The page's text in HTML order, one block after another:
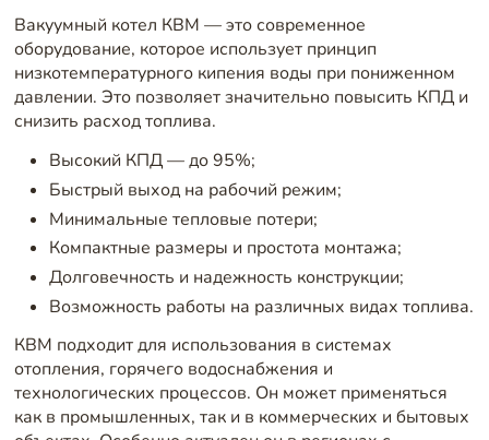
Вакуумный котел КВМ — это современное
оборудование, которое использует принцип
низкотемпературного кипения воды при пониженном
давлении. Это позволяет значительно повысить КПД и
снизить расход топлива.
Высокий КПД — до 95%;
Быстрый выход на рабочий режим;
Минимальные тепловые потери;
Компактные размеры и простота монтажа;
Долговечность и надежность конструкции;
Возможность работы на различных видах топлива.
КВМ подходит для использования в системах
отопления, горячего водоснабжения и
технологических процессов. Он может применяться
как в промышленных, так и в коммерческих и бытовых